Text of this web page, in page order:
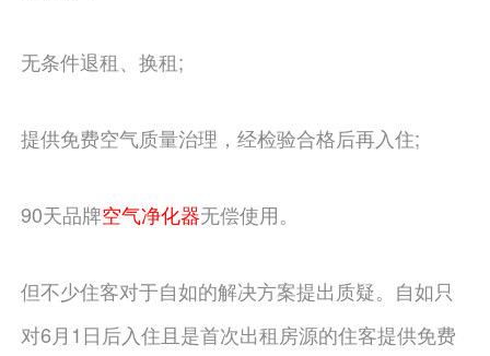
无条件退租、换租;
提供免费空气质量治理，经检验合格后再入住;
90天品牌空气净化器无偿使用。
但不少住客对于自如的解决方案提出质疑。自如只
对6月1日后入住且是首次出租房源的住客提供免费